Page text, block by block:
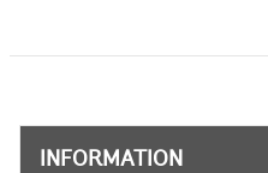
INFORMATION